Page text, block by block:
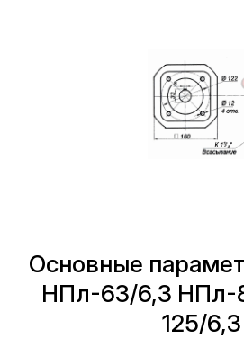
Основные
НПл-63/6,3 НПл-
125/6,3